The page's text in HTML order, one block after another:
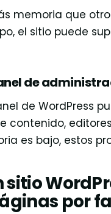
memoria que
el sitio puede
de
de WordPress
contenido,
es bajo, estos
sitio
por